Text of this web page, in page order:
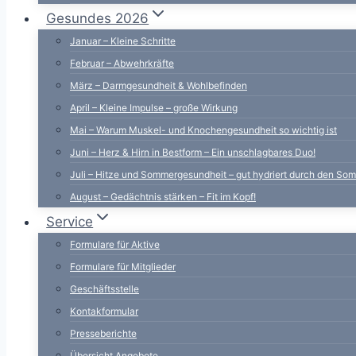
Gesundes 2026
Januar – Kleine Schritte
Februar – Abwehrkräfte
März – Darmgesundheit & Wohlbefinden
April – Kleine Impulse – große Wirkung
Mai – Warum Muskel- und Knochengesundheit so wichtig ist
Juni – Herz & Hirn in Bestform – Ein unschlagbares Duo!
Juli – Hitze und Sommergesundheit – gut hydriert durch den
August – Gedächtnis stärken – Fit im Kopf!
Service
Formulare für Aktive
Formulare für Mitglieder
Geschäftsstelle
Kontakformular
Presseberichte